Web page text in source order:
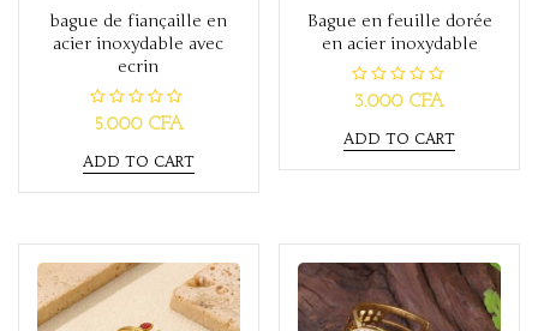
bague de fiançaille en
acier inoxydable avec
ecrin
R
a
e
d
0
o
f
5
5.000 CFA
ADD TO CART
Bague en feuille dorée
en acier inoxydable
R
a
e
d
0
3.000CFA
ADD TO CART